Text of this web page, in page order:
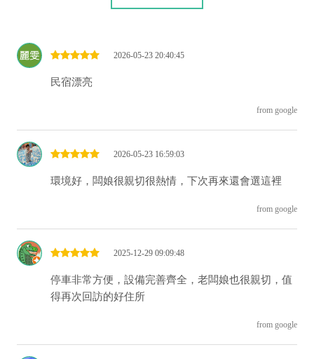
2026-05-23 20:40:45
民宿漂亮
from google
2026-05-23 16:59:03
環境好，闆娘很親切很熱情，下次再來還會選這裡
from google
2025-12-29 09:09:48
停車非常方便，設備完善齊全，老闆娘也很親切，值
得再次回訪的好住所
from google